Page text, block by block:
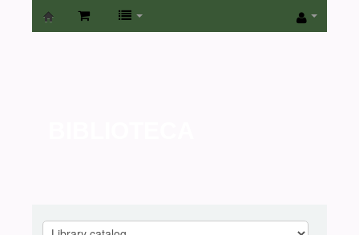
Biblioteca